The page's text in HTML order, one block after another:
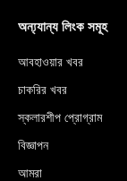
অন্য্যান্য লিংক সমূহ
আবহাওয়ার খবর
চাকরির খবর
স্কলারশীপ প্রোগ্রাম
বিজ্ঞাপন
আমরা